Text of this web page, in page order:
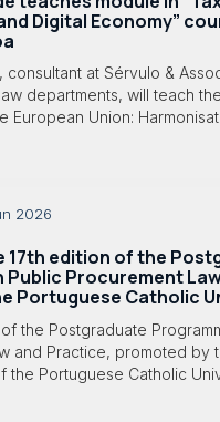
Digital Economy”
consultant at Sérvulo &
departments, will teach
European Union:
2026
17th edition of the
Public Procurement
Portuguese Catholic
the Postgraduate
and Practice, promoted by
the Portuguese Catholic